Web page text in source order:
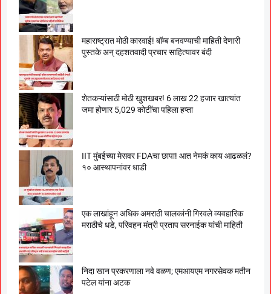
महाराष्ट्रात मोठी कारवाई! बॉम्ब बनवण्याची माहिती देणारी
पुस्तके अन् दहशतवादी प्रचार साहित्यावर बंदी
शेतकऱ्यांसाठी मोठी खुशखबर! 6 लाख 22 हजार खात्यांत
जमा होणार 5,029 कोटींचा पहिला हप्ता
IIT मुंबईच्या मेसवर FDAचा छापा! आत नेमकं काय आढळलं?
१० आस्थापनांवर धाडी
एक लाखांहून अधिक अमराठी चालकांनी गिरवले व्यवहारिक
मराठीचे धडे, परिवहन मंत्री प्रताप सरनाईक यांची माहिती
निदा खान प्रकरणाला नवे वळण; एमआयएम नगरसेवक मतीन
पटेल यांना अटक